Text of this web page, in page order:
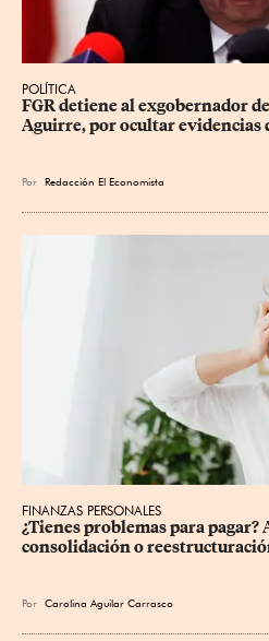
POLÍTICA
FGR detiene al exgobernador
Aguirre, por ocultar evidencias
Por Redacción El Economista
FINANZAS PERSONALES
¿Tienes problemas para pagar?
consolidación o
Por Carolina Aguilar Carrasco